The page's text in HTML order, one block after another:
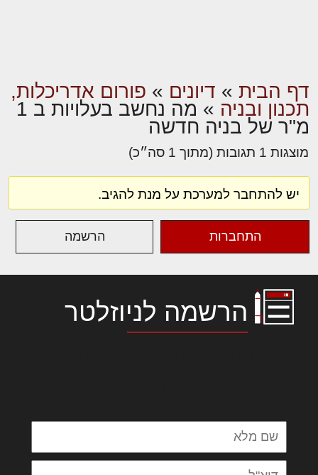
דף הבית » דיונים » פורום אדריכלות,
תכנון ובניה »
מה נחשב בעלויות ב 1
מ"ר של בניה חדשה
מוצגות 1 תגובות (מתוך 1 סה״כ)
יש להתחבר למערכת על מנת להגיב.
התחברות הרשמה
הרשמה לניוזלטר